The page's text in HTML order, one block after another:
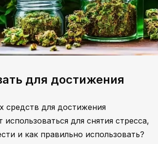
для достижения
средств для достижения
для снятия стресса,
и как правильно использовать?